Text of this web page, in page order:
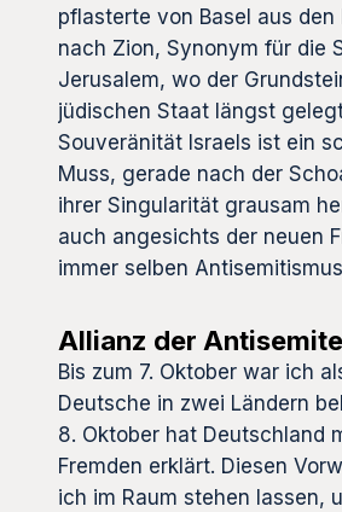
pflasterte von Basel aus den
nach Zion, Synonym für die
Jerusalem, wo der
jüdischen Staat längst
Souveränität Israels ist ein
Muss, gerade nach der
ihrer Singularität grausam
auch angesichts der neuen
immer selben
Allianz der
Bis zum 7. Oktober war ich
Deutsche in zwei Ländern
8. Oktober hat Deutschland
Fremden erklärt. Diesen
ich im Raum stehen lassen,